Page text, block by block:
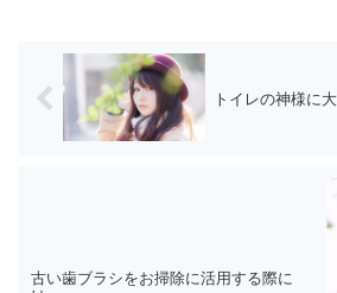
トイレの神様に
古い歯ブラシをお掃除に活用する際に